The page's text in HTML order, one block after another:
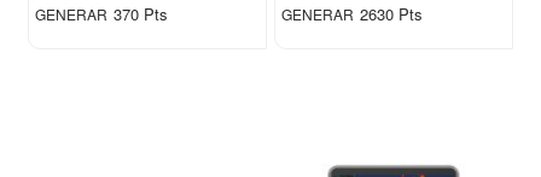
GENERAR 370 Pts GENERAR 2630 Pts